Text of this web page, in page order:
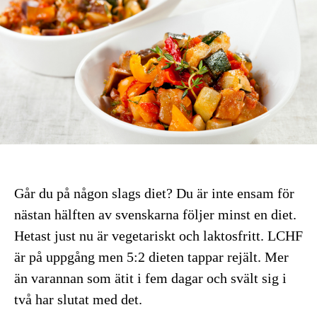
Går du på någon slags diet? Du är inte ensam för
nästan hälften av svenskarna följer minst en diet.
Hetast just nu är vegetariskt och laktosfritt. LCHF
är på uppgång men 5:2 dieten tappar rejält. Mer
än varannan som ätit i fem dagar och svält sig i
två har slutat med det.